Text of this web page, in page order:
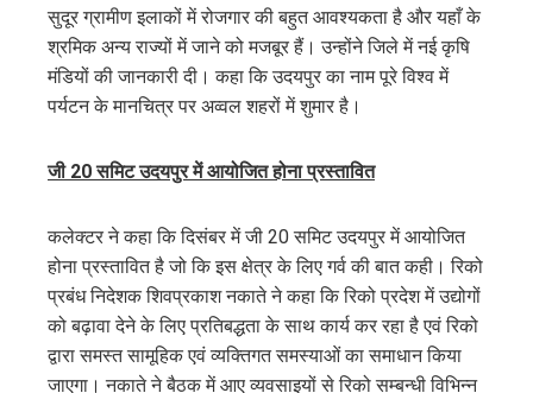
सुदूर ग्रामीण इलाकों में रोजगार की बहुत आवश्यकता है और यहाँ के
श्रमिक अन्य राज्यों में जाने को मजबूर हैं। उन्होंने जिले में नई कृषि
मंडियों की जानकारी दी। कहा कि उदयपुर का नाम पूरे विश्व में
पर्यटन के मानचित्र पर अव्वल शहरों में शुमार है।
जी 20 समिट उदयपुर में आयोजित होना प्रस्तावित
कलेक्टर ने कहा कि दिसंबर में जी 20 समिट उदयपुर में आयोजित
होना प्रस्तावित है जो कि इस क्षेत्र के लिए गर्व की बात कही। रिको
प्रबंध निदेशक शिवप्रकाश नकाते ने कहा कि रिको प्रदेश में उद्योगों
को बढ़ावा देने के लिए प्रतिबद्धता के साथ कार्य कर रहा है एवं रिको
द्वारा समस्त सामूहिक एवं व्यक्तिगत समस्याओं का समाधान किया
जाएगा। नकाते ने बैठक में आए व्यवसाइयों से रिको सम्बन्धी विभिन्न